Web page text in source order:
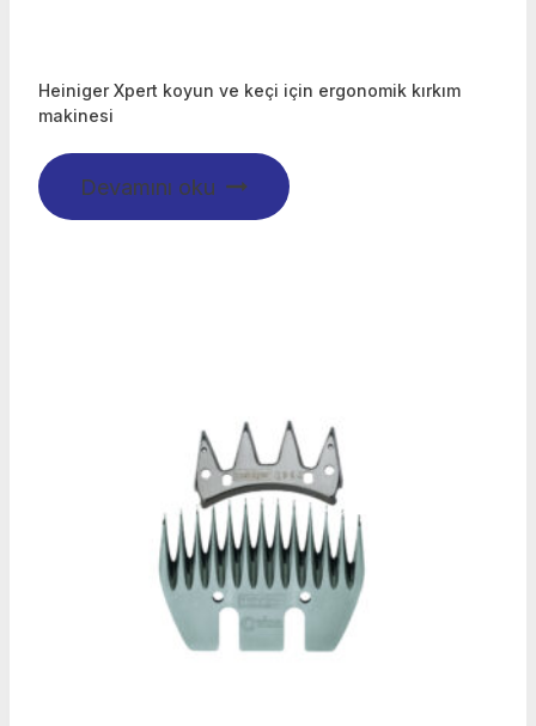
Heiniger Xpert koyun ve keçi için ergonomik kırkım
makinesi
Devamını oku